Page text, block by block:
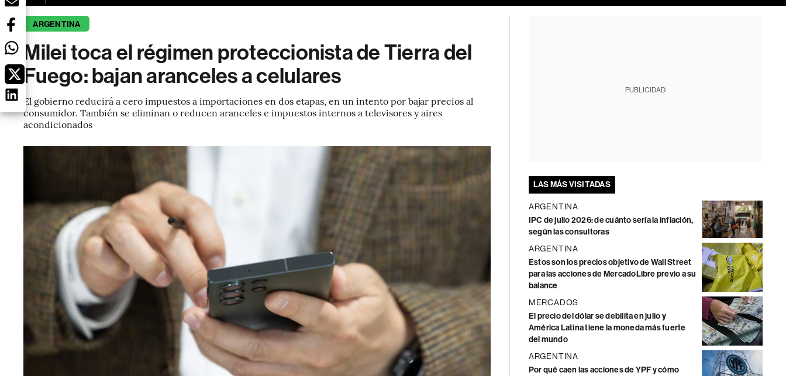
ARGENTINA
Milei toca el régimen proteccionista de Tierra del
Fuego: bajan aranceles a celulares
El gobierno reducirá a cero impuestos a importaciones en dos etapas, en un intento por bajar precios al
consumidor. También se eliminan o reducen aranceles e impuestos internos a televisores y aires
acondicionados
PUBLICIDAD
LAS MÁS VISITADAS
ARGENTINA
IPC de julio 2026: de cuánto sería la inflación,
según las consultoras
ARGENTINA
Estos son los precios objetivo de Wall Street
para las acciones de MercadoLibre previo a su
balance
MERCADOS
El precio del dólar se debilita en julio y
América Latina tiene la moneda más fuerte
del mundo
ARGENTINA
Por qué caen las acciones de YPF y cómo